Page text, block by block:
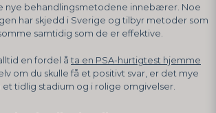
nye behandlingsmetodene innebærer. Noe
har skjedd i Sverige og tilbyr metoder som
samtidig som de er effektive.
en fordel å ta en PSA-hurtigtest hjemme
om du skulle få et positivt svar, er det mye
tidlig stadium og i rolige omgivelser.